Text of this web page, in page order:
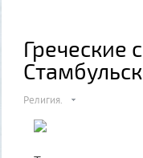
Греческие
Религия.